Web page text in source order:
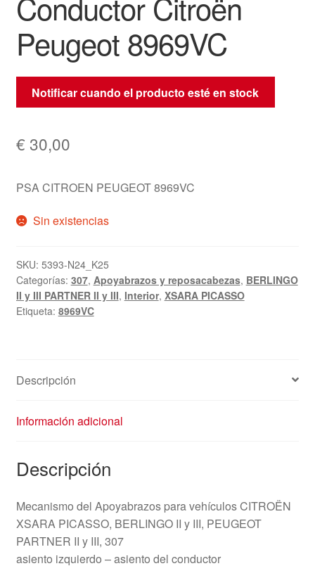
Peugeot 8969VC
Notificar cuando el producto esté en stock
€ 30,00
PSA CITROEN PEUGEOT 8969VC
Sin existencias
SKU: 5393-N24_K25
Categorías: 307, Apoyabrazos y reposacabezas, BERLINGO
II y III PARTNER II y III, Interior, XSARA PICASSO
Etiqueta: 8969VC
Descripción
Información adicional
Descripción
Mecanismo del Apoyabrazos para vehículos CITROËN
XSARA PICASSO, BERLINGO II y III, PEUGEOT
PARTNER II y III, 307
asiento izquierdo – asiento del conductor